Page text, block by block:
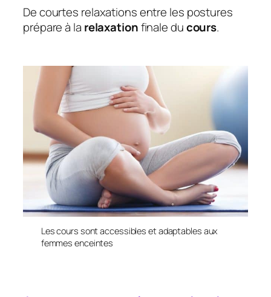
De courtes relaxations entre les postures
prépare à la relaxationfinale ducours.
Les cours sont accessibles et adaptables aux
femmes enceintes